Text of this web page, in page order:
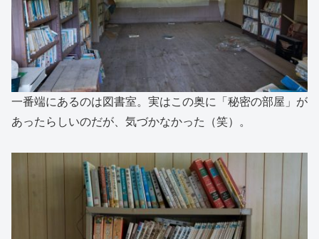
一番端にあるのは図書室。実はこの奥に「秘密の部屋」が
あったらしいのだが、気づかなかった（笑）。